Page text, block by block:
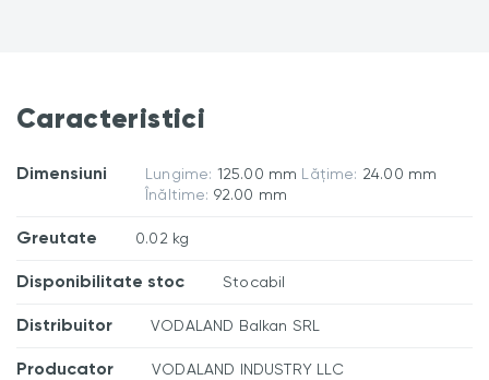
Caracteristici
Dimensiuni Lungime: 125.00 mm Lățime: 24.00 mm
Înăltime: 92.00 mm
Greutate 0.02 kg
Disponibilitate stoc Stocabil
Distribuitor VODALAND Balkan SRL
Producator VODALAND INDUSTRY LLC